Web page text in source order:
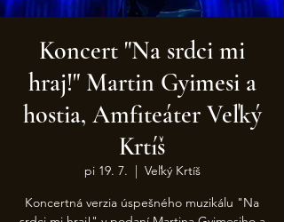
Koncert "Na srdci mi
hraj!" Martin Gyimesi a
hostia, Amfiteáter Veľký
Krtíš
pi 19. 7.
  |
Veľký Krtíš
Koncertná verzia úspešného muzikálu "Na